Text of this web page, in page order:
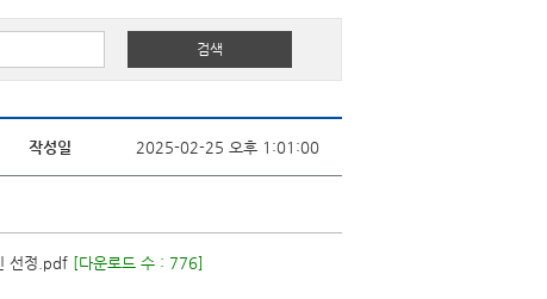
작성일 2025-02-25 오후 1:01:00
선정.pdf [다운로드 수 : 776]